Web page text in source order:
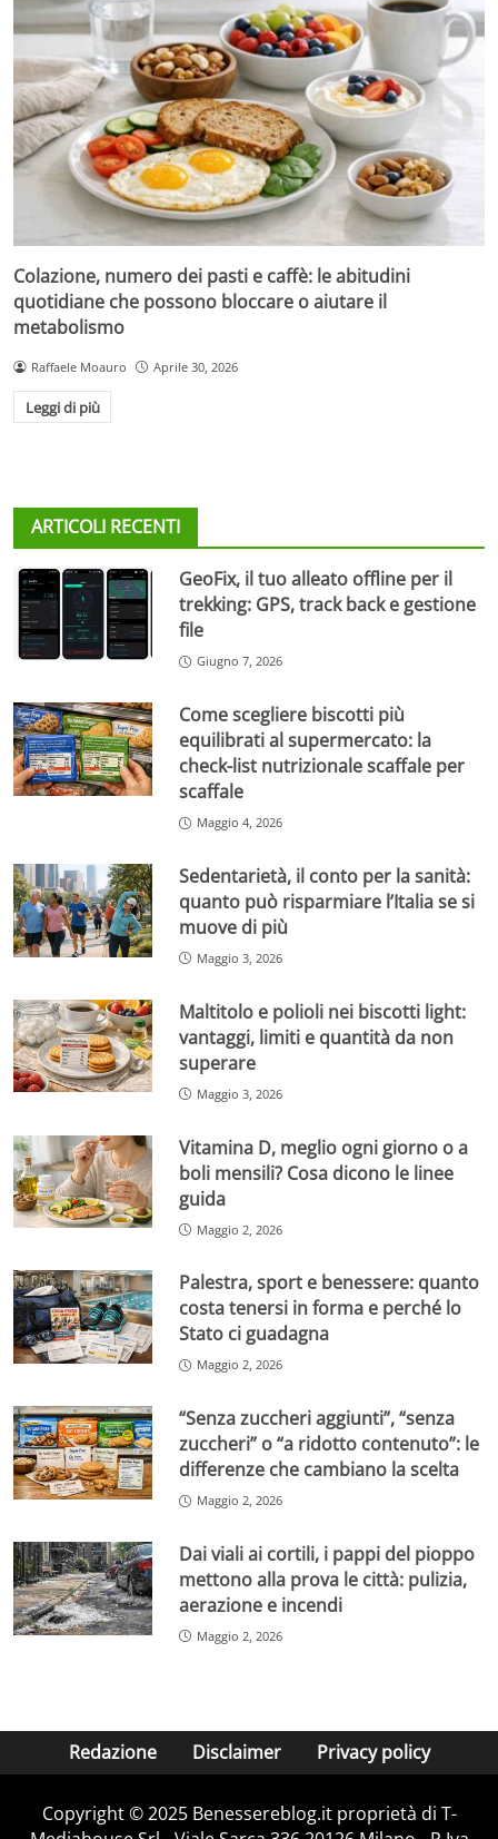
Colazione, numero dei pasti e caffè: le abitudini
quotidiane che possono bloccare o aiutare il
metabolismo
Raffaele Moauro Aprile 30, 2026
Leggi di più
ARTICOLI RECENTI
GeoFix, il tuo alleato offline per il
trekking: GPS, track back e gestione
file
Giugno 7, 2026
Come scegliere biscotti più
equilibrati al supermercato: la
check-list nutrizionale scaffale per
scaffale
Maggio 4, 2026
Sedentarietà, il conto per la sanità:
quanto può risparmiare l’Italia se si
muove di più
Maggio 3, 2026
Maltitolo e polioli nei biscotti light:
vantaggi, limiti e quantità da non
superare
Maggio 3, 2026
Vitamina D, meglio ogni giorno o a
boli mensili? Cosa dicono le linee
guida
Maggio 2, 2026
Palestra, sport e benessere: quanto
costa tenersi in forma e perché lo
Stato ci guadagna
Maggio 2, 2026
“Senza zuccheri aggiunti”, “senza
zuccheri” o “a ridotto contenuto”: le
differenze che cambiano la scelta
Maggio 2, 2026
Dai viali ai cortili, i pappi del pioppo
mettono alla prova le città: pulizia,
aerazione e incendi
Maggio 2, 2026
Redazione Disclaimer Privacy policy
Copyright © 2025 Benessereblog.it proprietà di T-